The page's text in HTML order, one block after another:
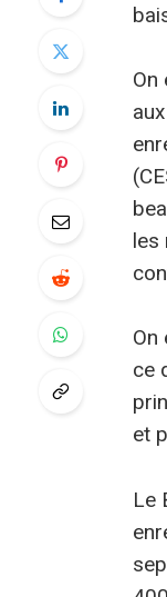
On
les
On
ce
et
Le